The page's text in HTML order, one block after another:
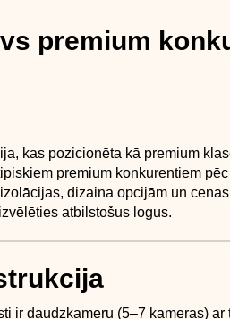
premium
kas pozicionēta kā premium
premium konkurentiem
dizaina opcijām un
atbilstošus logus.
ir daudzkameru (5–7 kameras)